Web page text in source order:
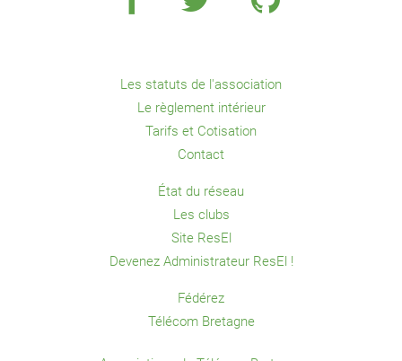
Les statuts de l'association
Le règlement intérieur
Tarifs et Cotisation
Contact
État du réseau
Les clubs
Site ResEl
Devenez Administrateur ResEl !
Fédérez
Télécom Bretagne